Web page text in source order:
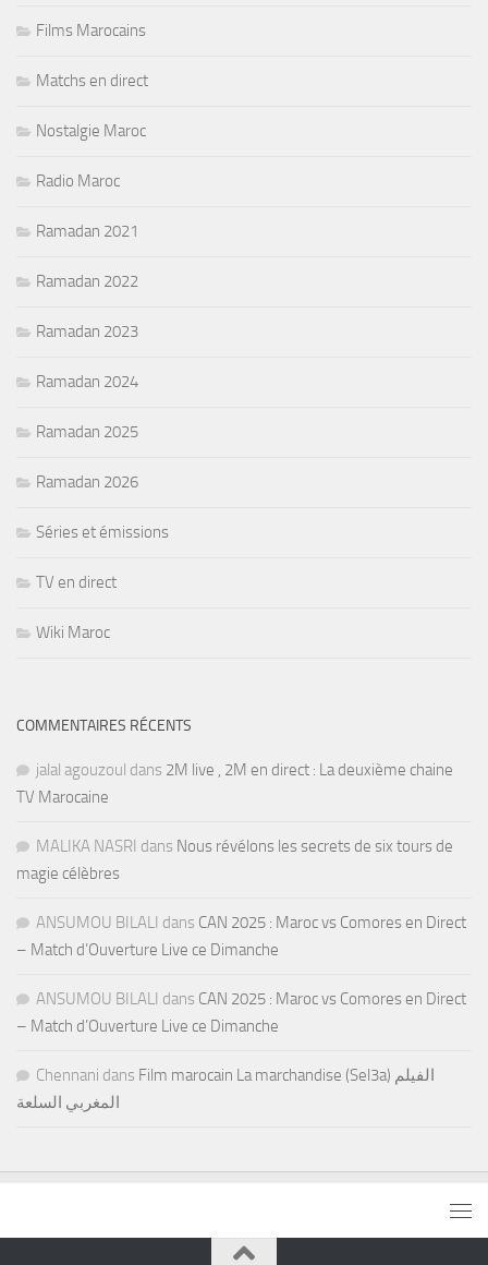
Films Marocains
Matchs en direct
Nostalgie Maroc
Radio Maroc
Ramadan 2021
Ramadan 2022
Ramadan 2023
Ramadan 2024
Ramadan 2025
Ramadan 2026
Séries et émissions
TV en direct
Wiki Maroc
COMMENTAIRES RÉCENTS
jalal agouzoul dans 2M live , 2M en direct : La deuxième chaine
TV Marocaine
MALIKA NASRI dans Nous révélons les secrets de six tours de
magie célèbres
ANSUMOU BILALI dans CAN 2025 : Maroc vs Comores en Direct
– Match d’Ouverture Live ce Dimanche
ANSUMOU BILALI dans CAN 2025 : Maroc vs Comores en Direct
– Match d’Ouverture Live ce Dimanche
Chennani dans Film marocain La marchandise (Sel3a) الفيلم
المغربي السلعة